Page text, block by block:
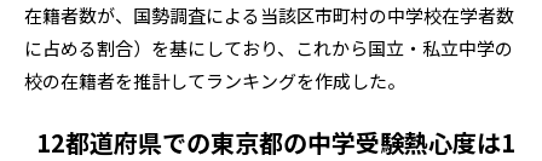
在籍者数が、国勢調査による当該区市町村の中学校在学者数
に占める割合）を基にしており、これから国立・私立中学の
校の在籍者を推計してランキングを作成した。
12都道府県での東京都の中学受験熱心度は1